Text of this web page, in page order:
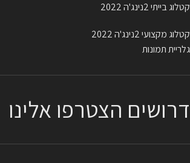
קטלוג בייתי 2נינג'ה 2022
קטלוג מקצועי 2נינג'ה 2022
גלריית תמונות
דרושים הצטרפו אלינו